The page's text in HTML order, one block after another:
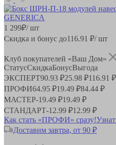
1 299₽/ шт
Скидка и бонус до116.91 ₽/ шт
Клуб покупателей «Ваш Дом»
СтатусСкидкаБонусВыгода
ЭКСПЕРТ90.93 ₽25.98 ₽116.91 ₽
ПРОФИ64.95 ₽19.49 ₽84.44 ₽
МАСТЕР-19.49 ₽19.49 ₽
СТАНДАРТ-12.99 ₽12.99 ₽
Как стать «ПРОФИ» сразу!
Доставим завтра, от 90 ₽